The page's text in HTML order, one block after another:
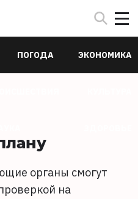
ПОГОДА ЭКОНОМИКА
органы смогут
на